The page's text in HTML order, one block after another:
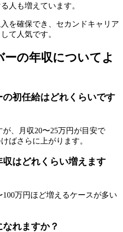
人も増えています。
を確保でき、セカンドキャリア
て人気です。
ーの年収についてよ
初任給はどれくらいです
、月収20〜25万円が目安で
ばさらに上がります。
はどれくらい増えます
万円ほど増えるケースが多い
れますか？